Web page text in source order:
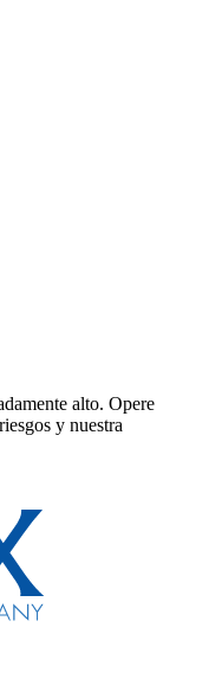
alto. Opere
y nuestra